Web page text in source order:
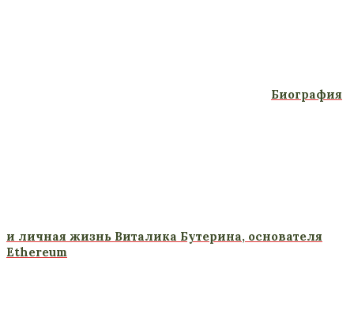
Биография
и личная жизнь Виталика Бутерина, основателя
Ethereum